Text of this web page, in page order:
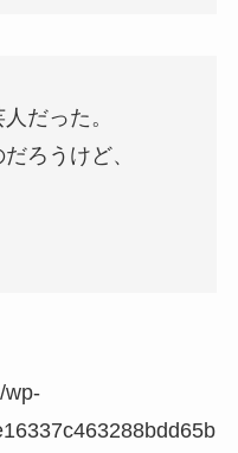
だった。
ろうけど、
wp-